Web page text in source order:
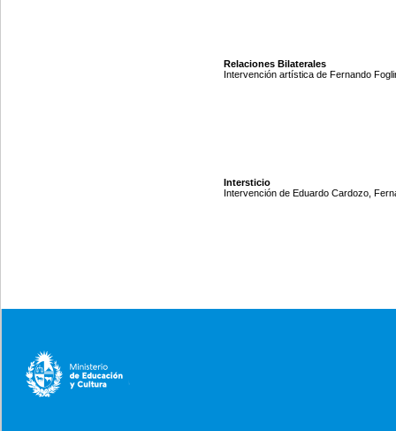
Relaciones Bilaterales
Intervención artística de Fernando
Intersticio
Intervención de Eduardo Cardozo,